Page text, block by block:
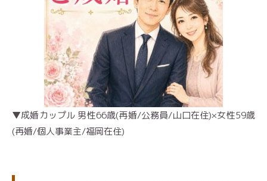
▼成婚カップル 男性66歳(再婚/公務員/山口在住)×女性59歳
(再婚/個人事業主/福岡在住)